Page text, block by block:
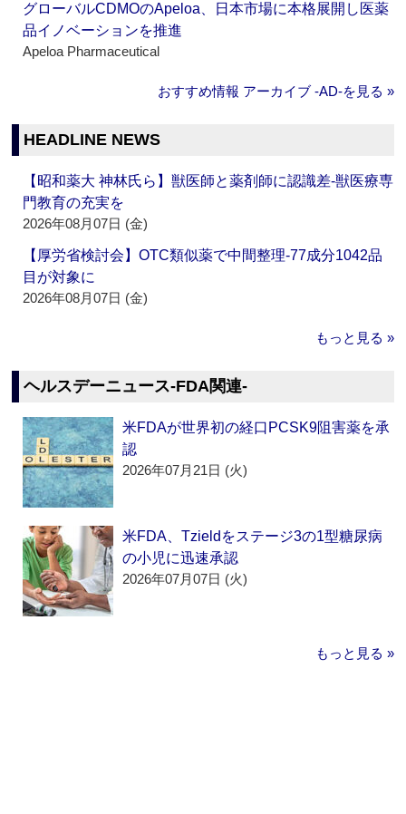
グローバルCDMOのApeloa、日本市場に本格展開し医薬
品イノベーションを推進
Apeloa Pharmaceutical
おすすめ情報 アーカイブ ‐AD‐を見る »
HEADLINE NEWS
【昭和薬大 神林氏ら】獣医師と薬剤師に認識差‐獣医療専
門教育の充実を
2026年08月07日 (金)
【厚労省検討会】OTC類似薬で中間整理‐77成分1042品
目が対象に
2026年08月07日 (金)
もっと見る »
ヘルスデーニュース‐FDA関連‐
米FDAが世界初の経口PCSK9阻害薬を承
認
2026年07月21日 (火)
米FDA、Tzieldをステージ3の1型糖尿病
の小児に迅速承認
2026年07月07日 (火)
もっと見る »